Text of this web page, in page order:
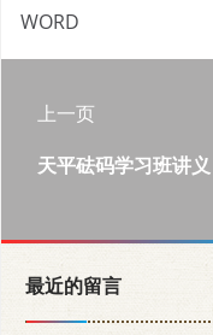
WORD
上一页
天平砝码学习班讲义
最近的留言